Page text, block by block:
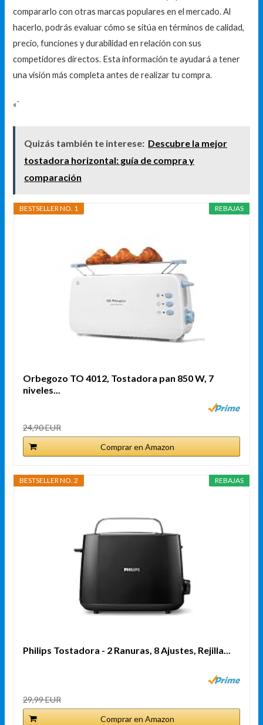
compararlo con otras marcas populares en el mercado. Al
hacerlo, podrás evaluar cómo se sitúa en términos de calidad,
precio, funciones y durabilidad en relación con sus
competidores directos. Esta información te ayudará a tener
una visión más completa antes de realizar tu compra.
«`
Quizás también te interese: Descubre la mejor
tostadora horizontal: guía de compra y
comparación
REBAJAS
BESTSELLER NO. 1
Orbegozo TO 4012, Tostadora pan 850 W, 7
niveles...
24,90 EUR
Comprar en Amazon
REBAJAS
BESTSELLER NO. 2
Philips Tostadora - 2 Ranuras, 8 Ajustes, Rejilla...
29,99 EUR
Comprar en Amazon